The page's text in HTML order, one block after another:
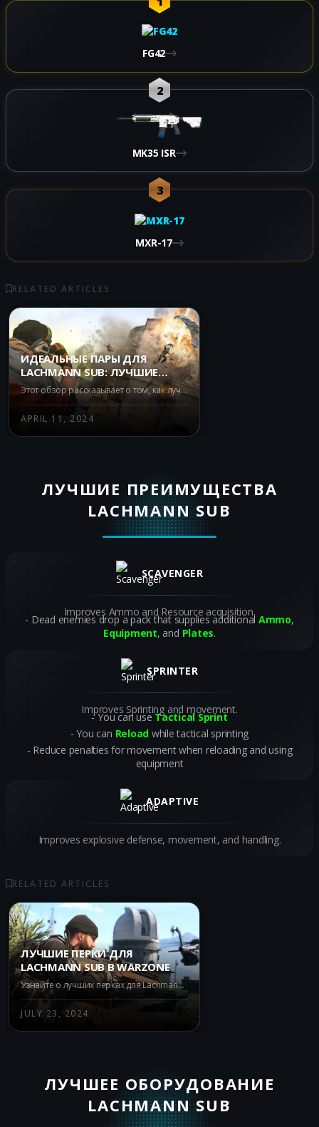
FG42
2
MK35 ISR
3
MXR-17
RELATED ARTICLES
ИДЕАЛЬНЫЕ ПАРЫ ДЛЯ
LACHMANN SUB: ЛУЧШИЕ
ОРУЖИЯ В WARZONE BATTLE
ROYALE
Этот обзор рассказывает о том, как лучше всего использовать Lachmann Sub в Warzone Battle Royale. Он включает в себя рекомендации по использованию этого SMG с другими оружиями, чтобы вы могли сбалансировать его сильные стороны и слабые места и выжить в любой ситуации.
APRIL 11, 2024
ЛУЧШИЕ ПРЕИМУЩЕСТВА
LACHMANN SUB
SCAVENGER
Improves Ammo and Resource acquisition.
Dead enemies drop a pack that supplies additional Ammo,
Equipment, and Plates.
SPRINTER
Improves Sprinting and movement.
You can useTactical Sprint
You can Reload while tactical sprinting
Reduce penalties for movement when reloading and using
equipment
ADAPTIVE
Improves explosive defense, movement, and handling.
RELATED ARTICLES
ЛУЧШИЕ ПЕРКИ ДЛЯ
LACHMANN SUB В WARZONE
Узнайте о лучших перках для Lachmann Sub в Warzone. Повышайте мобильность, скорость и выживаемость с Double Time, Fast Hands, Quick Fix и Ghost. Оптимизируйте вашу игру с этим надежным пистолетом-пулеметом.
JULY 23, 2024
ЛУЧШЕЕ ОБОРУДОВАНИЕ
LACHMANN SUB